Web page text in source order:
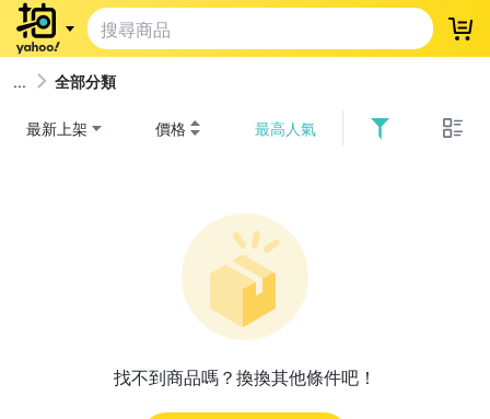
登
全部分類
最新上架 價格 最高人氣
找不到商品嗎？換換其他條件吧！